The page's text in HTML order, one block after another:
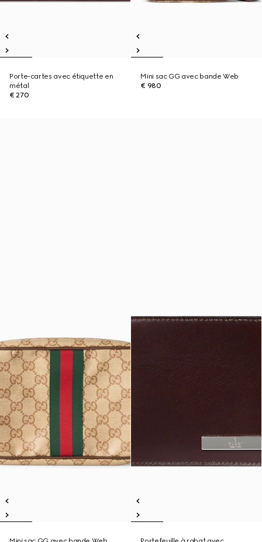
Porte-cartes avec étiquette en
métal
€ 270
Mini sac GG avec bande Web
€ 980